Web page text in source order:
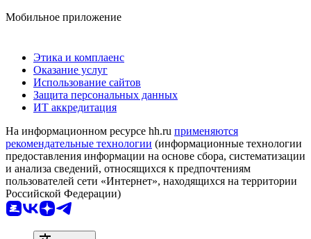
Мобильное приложение
Этика и комплаенс
Оказание услуг
Использование сайтов
Защита персональных данных
ИТ аккредитация
На информационном ресурсе hh.ru применяются
рекомендательные технологии (информационные технологии
предоставления информации на основе сбора, систематизации
и анализа сведений, относящихся к предпочтениям
пользователей сети «Интернет», находящихся на территории
Российской Федерации)